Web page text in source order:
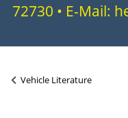
72730 • E-Mail:
Vehicle Literature